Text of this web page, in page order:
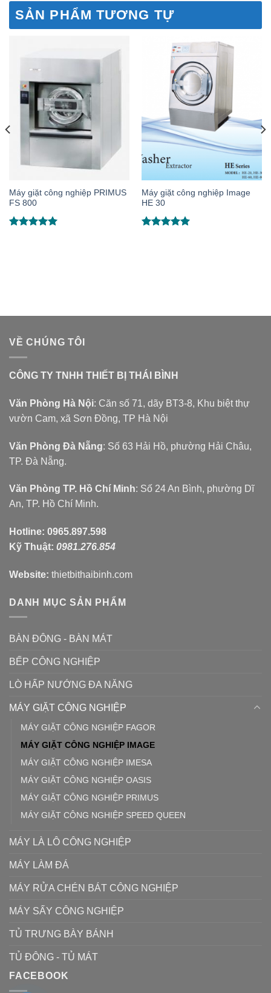
SẢN PHẨM TƯƠNG TỰ
Máy giặt công nghiệp PRIMUS
FS 800
Máy giặt công nghiệp Image
HE 30
VỀ CHÚNG TÔI
CÔNG TY TNHH THIẾT BỊ THÁI BÌNH
Văn Phòng Hà Nội: Căn số 71, dãy BT3-8, Khu biệt thự
vườn Cam, xã Sơn Đồng, TP Hà Nội
Văn Phòng Đà Nẵng: Số 63 Hải Hồ, phường Hải Châu,
TP. Đà Nẵng.
Văn Phòng TP. Hồ Chí Minh: Số 24 An Bình, phường Dĩ
An, TP. Hồ Chí Minh.
Hotline: 0965.897.598
Kỹ Thuật: 0981.276.854
Website: thietbithaibinh.com
DANH MỤC SẢN PHẨM
BÀN ĐÔNG - BÀN MÁT
BẾP CÔNG NGHIỆP
LÒ HẤP NƯỚNG ĐA NĂNG
MÁY GIẶT CÔNG NGHIỆP
MÁY GIẶT CÔNG NGHIỆP FAGOR
MÁY GIẶT CÔNG NGHIỆP IMAGE
MÁY GIẶT CÔNG NGHIỆP IMESA
MÁY GIẶT CÔNG NGHIỆP OASIS
MÁY GIẶT CÔNG NGHIỆP PRIMUS
MÁY GIẶT CÔNG NGHIỆP SPEED QUEEN
MÁY LÀ LÔ CÔNG NGHIỆP
MÁY LÀM ĐÁ
MÁY RỬA CHÉN BÁT CÔNG NGHIỆP
MÁY SẤY CÔNG NGHIỆP
TỦ TRƯNG BÀY BÁNH
TỦ ĐÔNG - TỦ MÁT
FACEBOOK